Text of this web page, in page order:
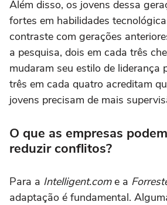
Além disso, os jovens dessa
fortes em habilidades
contraste com gerações
a pesquisa, dois em cada três
mudaram seu estilo de liderança
três em cada quatro acreditam
jovens precisam de mais
O que as empresas
reduzir conflitos?
Para a Intelligent.come a
adaptação é fundamental.